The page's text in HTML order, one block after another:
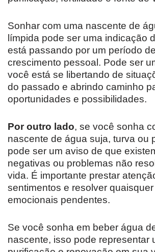
Sonhar com uma nascente de
límpida pode ser uma indicação
está passando por um período
crescimento pessoal. Pode ser
você está se libertando de
do passado e abrindo caminho
oportunidades e possibilidades.
Por outro lado, se você sonha
nascente de água suja, turva ou
pode ser um aviso de que
negativas ou problemas não
vida. É importante prestar
sentimentos e resolver
emocionais pendentes.
Se você sonha em beber água
nascente, isso pode representar